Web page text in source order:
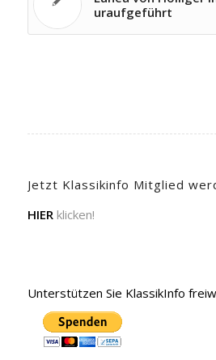
uraufgeführt
Jetzt Klassikinfo Mitglied
HIER klicken!
Unterstützen Sie KlassikInfo